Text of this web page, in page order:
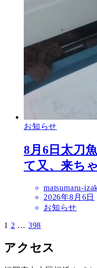
お知らせ
8月6日太刀
て又、来ち
matsumaru-
2026年8月6日
お知らせ
投
稿
1 2 … 398
アクセス